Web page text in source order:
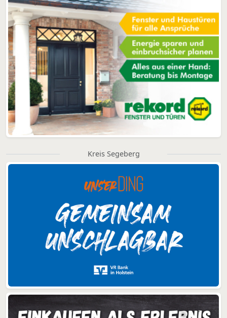
Kreis Segeberg